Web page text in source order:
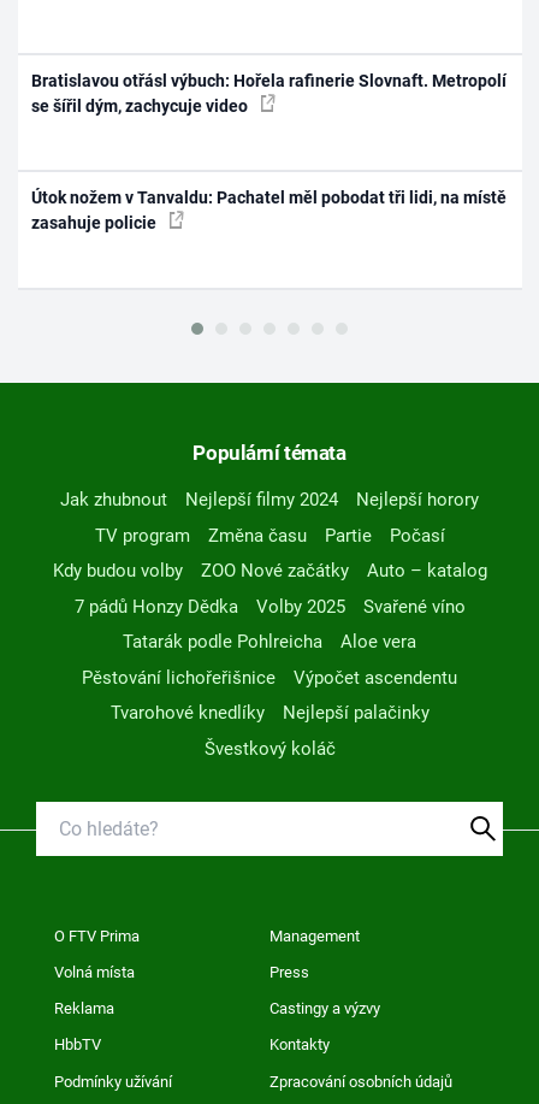
Bratislavou otřásl výbuch: Hořela rafinerie Slovnaft. Metropolí
se šířil dým, zachycuje video
Útok nožem v Tanvaldu: Pachatel měl pobodat tři lidi, na místě
zasahuje policie
Populární témata
Jak zhubnout Nejlepší filmy 2024
Nejlepší horory
TV program
Změna času Partie
Počasí
Kdy budou volby
ZOO Nové začátky
Auto – katalog
7 pádů Honzy Dědka
Volby 2025
Svařené víno
Tatarák podle Pohlreicha
Aloe vera
Pěstování lichořeřišnice
Výpočet ascendentu
Tvarohové knedlíky
Nejlepší palačinky
Švestkový koláč
O FTV Prima Management
Volná místa Press
Reklama Castingy a výzvy
HbbTV Kontakty
Podmínky užívání Zpracování osobních údajů